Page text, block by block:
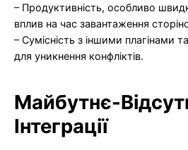
– Продуктивність, особливо
вплив на час завантаження
– Сумісність з іншими плагінами
для уникнення конфліктів.
Майбутнє-
Інтеграції